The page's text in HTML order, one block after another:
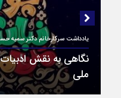
بنزین سوپر از فردا
ایجاد نمی‌شود
تهران یکم آذر ۱۴۰۴ تعطیل شد!
8 ماه قبل
تشکیل کارگروه اضطرار
8 ماه قبل
حسینی تحت عنوان:
ایران در هویت و قدرت